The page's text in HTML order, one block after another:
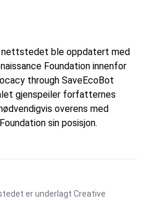
nettstedet ble oppdatert med
Foundation innenfor
through SaveEcoBot
gjenspeiler forfatternes
overens med
sin posisjon.
er underlagt Creative